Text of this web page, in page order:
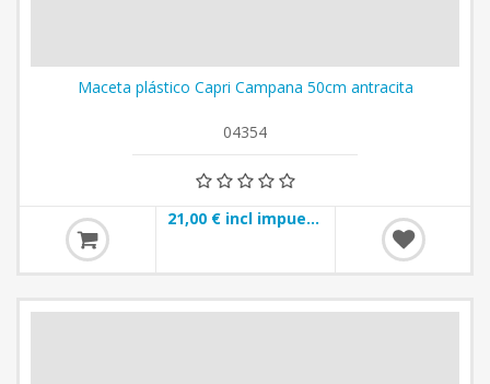
Maceta plástico Capri Campana 50cm antracita
04354
21,00 € incl impuestos